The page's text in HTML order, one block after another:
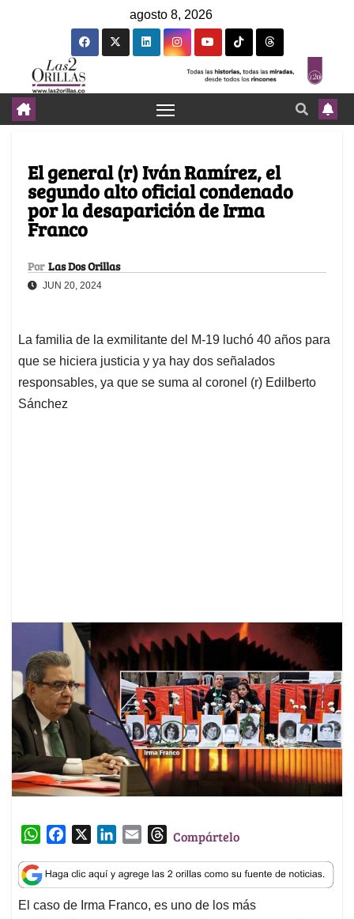
agosto 8, 2026
El general (r) Iván Ramírez, el
segundo alto oficial condenado
por la desaparición de Irma
Franco
Por Las Dos Orillas
JUN 20, 2024
La familia de la exmilitante del M-19 luchó 40 años para
que se hiciera justicia y ya hay dos señalados
responsables, ya que se suma al coronel (r) Edilberto
Sánchez
W
a
t
s
c
e
b
n
k
e
a
i
l
T
r
e
a
Compártelo
El caso de Irma Franco, es uno de los más